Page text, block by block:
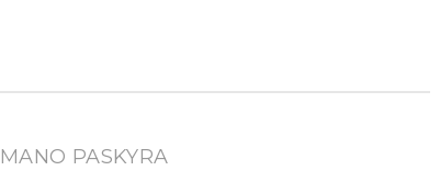
MANO PASKYRA